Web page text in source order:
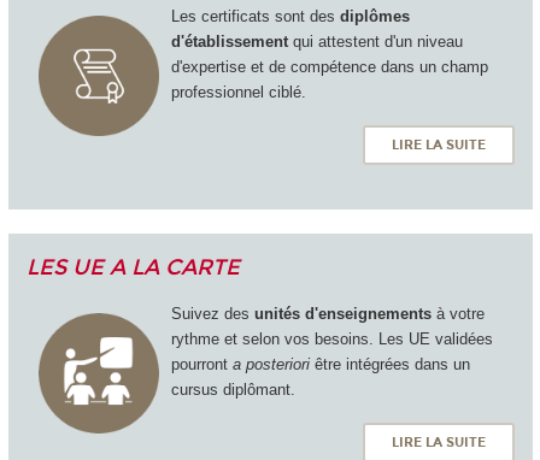
Les certificats sont des diplômes
d'établissementqui attestent d'un niveau
d'expertise et de compétence dans un champ
professionnel ciblé.
LIRE LA SUITE
LES UE A LA CARTE
Suivez des unités d'enseignementsà votre
rythme et selon vos besoins. Les UE validées
pourront a posterioriêtre intégrées dans un
cursus diplômant.
LIRE LA SUITE